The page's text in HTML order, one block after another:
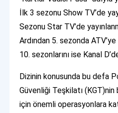
İlk 3 sezonu Show TV’de
Sezonu Star TV’de
Ardından 5. sezonda
10. sezonlarını ise Kanal
Dizinin konusunda bu defa
Güvenliği Teşkilatı
için önemli operasyonlara